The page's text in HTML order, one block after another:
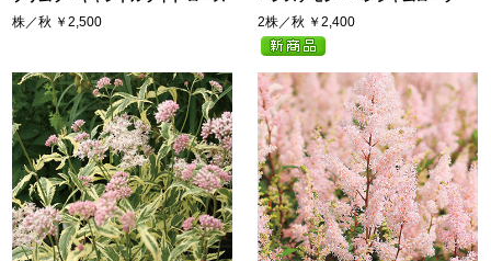
株／秋 ￥2,500
2株／秋 ￥2,400